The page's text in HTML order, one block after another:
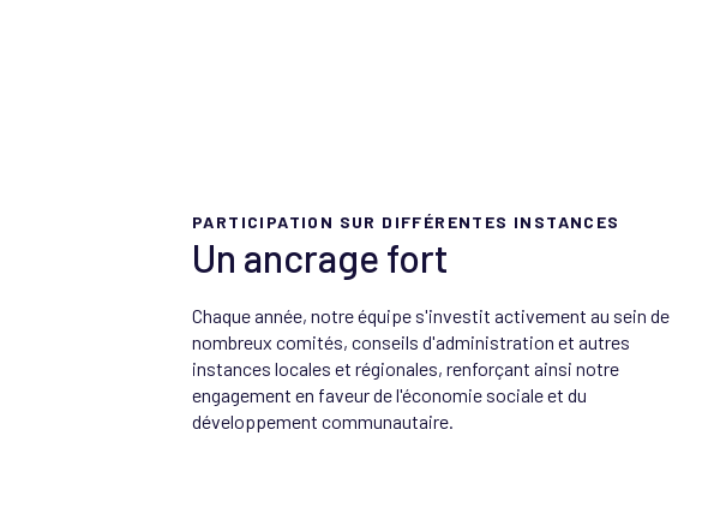
PARTICIPATION SUR DIFFÉRENTES INSTANCES
Un ancrage fort
Chaque année, notre équipe s'investit activement au sein de
nombreux comités, conseils d'administration et autres
instances locales et régionales, renforçant ainsi notre
engagement en faveur de l'économie sociale et du
développement communautaire.